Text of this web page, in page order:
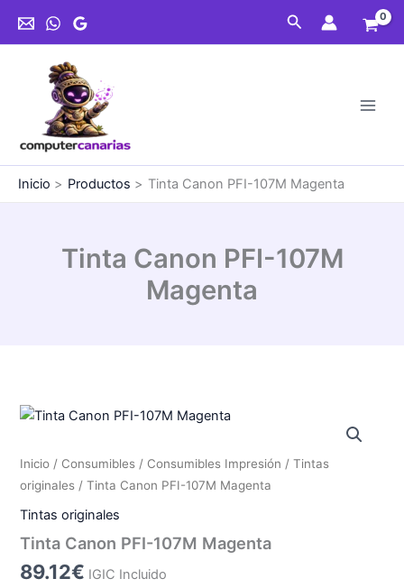
Buscar
Inicio Productos Tinta Canon PFI-107M Magenta
Tinta Canon PFI-107M
Magenta
Inicio / Consumibles / Consumibles Impresión /Tintas
originales / Tinta Canon PFI-107M Magenta
Tintas originales
Tinta Canon PFI-107M Magenta
89.12€ IGIC Incluido